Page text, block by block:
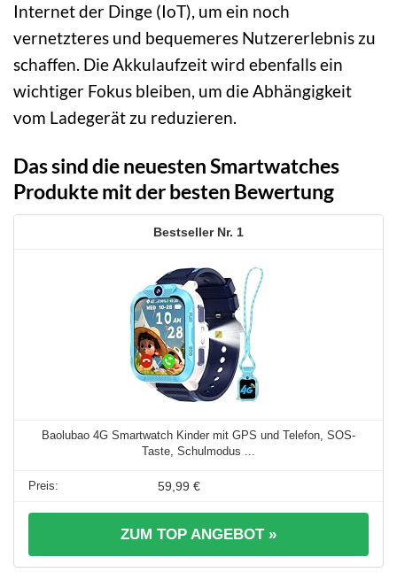
Internet der Dinge (IoT), um ein noch
vernetzteres und bequemeres Nutzererlebnis zu
schaffen. Die Akkulaufzeit wird ebenfalls ein
wichtiger Fokus bleiben, um die Abhängigkeit
vom Ladegerät zu reduzieren.
Das sind die neuesten Smartwatches
Produkte mit der besten Bewertung
1
Baolubao 4G Smartwatch Kinder mit GPS und Telefon, SOS-
Taste, Schulmodus ...
59,99 €
ZUM TOP ANGEBOT »